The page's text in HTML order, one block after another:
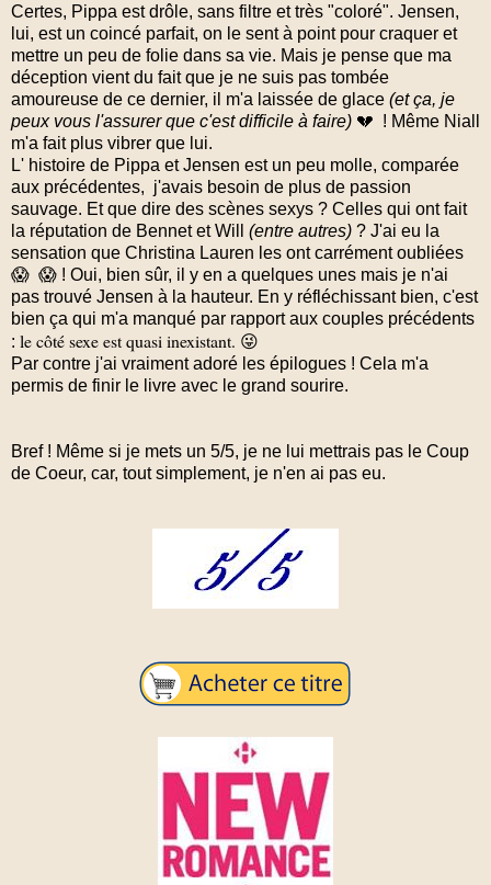
Certes, Pippa est drôle, sans filtre et très "coloré". Jensen,
lui, est un coincé parfait, on le sent à point pour craquer et
mettre un peu de folie dans sa vie. Mais je pense que ma
déception vient du fait que je ne suis pas tombée
amoureuse de ce dernier, il m'a laissée de glace (et ça, je
peux vous l'assurer que c'est difficile à faire) 💔 ! Même Niall
m'a fait plus vibrer que lui.
L' histoire de Pippa et Jensen est un peu molle, comparée
aux précédentes, j'avais besoin de plus de passion
sauvage. Et que dire des scènes sexys ? Celles qui ont fait
la réputation de Bennet et Will (entre autres) ? J'ai eu la
sensation que Christina Lauren les ont carrément oubliées
😱 😱 ! Oui, bien sûr, il y en a quelques unes mais je n'ai
pas trouvé Jensen à la hauteur. En y réfléchissant bien, c'est
bien ça qui m'a manqué par rapport aux couples précédents
: le côté sexe est quasi inexistant. 😜
Par contre j'ai vraiment adoré les épilogues ! Cela m'a
permis de finir le livre avec le grand sourire.
Bref ! Même si je mets un 5/5, je ne lui mettrais pas le Coup
de Coeur, car, tout simplement, je n'en ai pas eu.